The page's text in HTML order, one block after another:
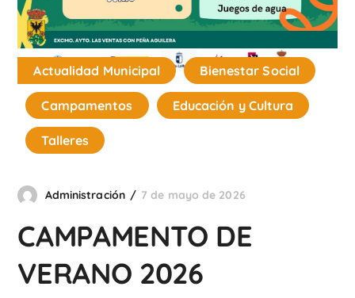
Actualidad Municipal Bienestar Social
Campamentos Educación y Cultura
Talleres
Administración 7 de mayo de 2026
CAMPAMENTO DE
VERANO 2026